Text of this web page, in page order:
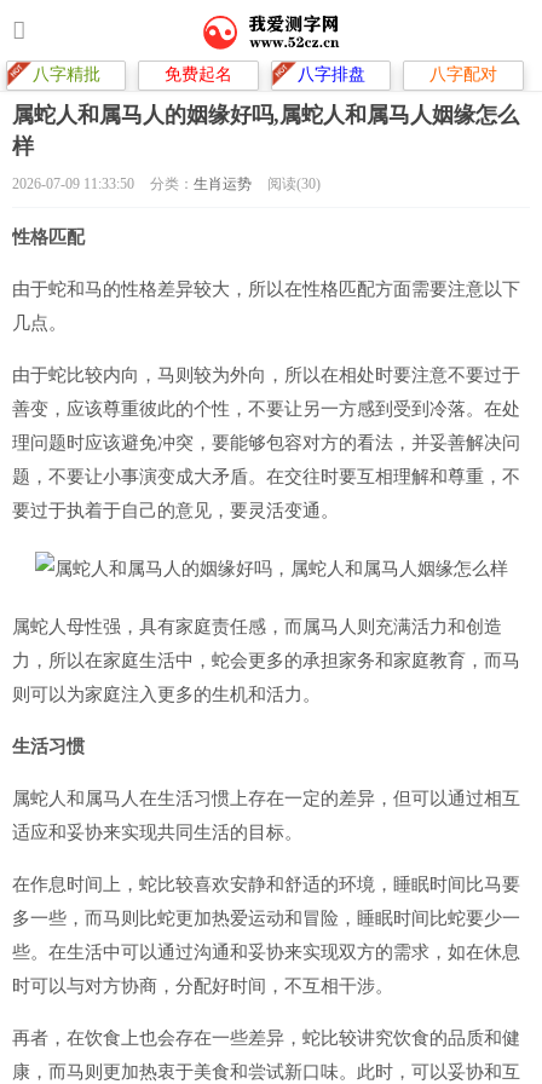
八字精批 免费起名 八字排盘 八字配对
属蛇人和属马人的姻缘好吗,属蛇人和属马人姻缘怎么
样
2026-07-09 11:33:50 分类： 生肖运势 阅读(30)
性格匹配
由于蛇和马的性格差异较大，所以在性格匹配方面需要注意以下
几点。
由于蛇比较内向，马则较为外向，所以在相处时要注意不要过于
善变，应该尊重彼此的个性，不要让另一方感到受到冷落。在处
理问题时应该避免冲突，要能够包容对方的看法，并妥善解决问
题，不要让小事演变成大矛盾。在交往时要互相理解和尊重，不
要过于执着于自己的意见，要灵活变通。
属蛇人母性强，具有家庭责任感，而属马人则充满活力和创造
力，所以在家庭生活中，蛇会更多的承担家务和家庭教育，而马
则可以为家庭注入更多的生机和活力。
生活习惯
属蛇人和属马人在生活习惯上存在一定的差异，但可以通过相互
适应和妥协来实现共同生活的目标。
在作息时间上，蛇比较喜欢安静和舒适的环境，睡眠时间比马要
多一些，而马则比蛇更加热爱运动和冒险，睡眠时间比蛇要少一
些。在生活中可以通过沟通和妥协来实现双方的需求，如在休息
时可以与对方协商，分配好时间，不互相干涉。
再者，在饮食上也会存在一些差异，蛇比较讲究饮食的品质和健
康，而马则更加热衷于美食和尝试新口味。此时，可以妥协和互